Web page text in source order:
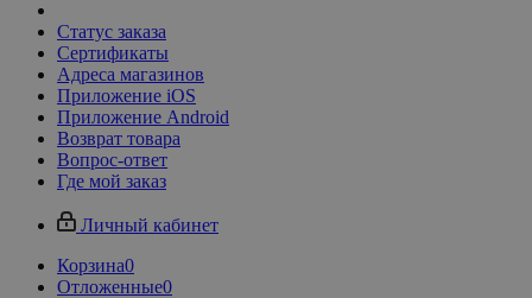
Статус заказа
Сертификаты
Адреса магазинов
Приложение iOS
Приложение Android
Возврат товара
Вопрос-ответ
Где мой заказ
Личный кабинет
Корзина0
Отложенные0